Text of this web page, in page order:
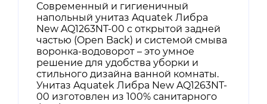
Современный и гигиеничный
напольный унитаз Aquatek Либра
New AQ1263NT-00 с открытой задней
частью (Open Back) и системой смыва
воронка-водоворот – это умное
решение для удобства уборки и
стильного дизайна ванной комнаты.
Унитаз Aquatek Либра New AQ1263NT-
00 изготовлен из 100% санитарного